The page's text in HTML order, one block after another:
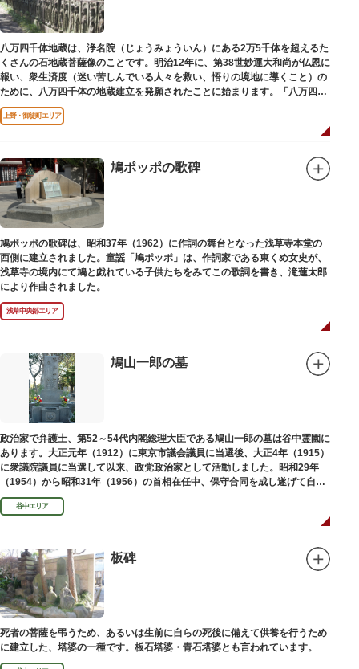
八万四千体地蔵は、浄名院（じょうみょういん）にある2万5千体を超えるた
くさんの石地蔵菩薩像のことです。明治12年に、第38世妙運大和尚が仏恩に
報い、衆生済度（迷い苦しんでいる人々を救い、悟りの境地に導くこと）の
ために、八万四千体の地蔵建立を発願されたことに始まります。「八万四
千」とは仏法で無数の意味を示します。この石地蔵尊は全国各地にも造立さ
れており、これまで約5万体の石地蔵尊が造立され、今も増え続けていま
上野・御徒町エリア
鳩ポッポの歌碑
鳩ポッポの歌碑は、昭和37年（1962）に作詞の舞台となった浅草寺本堂の
西側に建立されました。童謡「鳩ポッポ」は、作詞家である東くめ女史が、
浅草寺の境内にて鳩と戯れている子供たちをみてこの歌詞を書き、滝蓮太郎
により作曲されました。
浅草中央部エリア
鳩山一郎の墓
政治家で弁護士、第52～54代内閣総理大臣である鳩山一郎の墓は谷中霊園に
あります。大正元年（1912）に東京市議会議員に当選後、大正4年（1915）
に衆議院議員に当選して以来、政党政治家として活動しました。昭和29年
（1954）から昭和31年（1956）の首相在任中、保守合同を成し遂げて自由
民主党の初代総裁となり、日本とソビエト連邦の国交回復を実現しました。
谷中エリア
板碑
死者の菩薩を弔うため、あるいは生前に自らの死後に備えて供養を行うため
に建立した、塔婆の一種です。板石塔婆・青石塔婆とも言われています。